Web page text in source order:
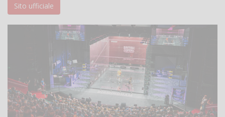
Sito ufficiale